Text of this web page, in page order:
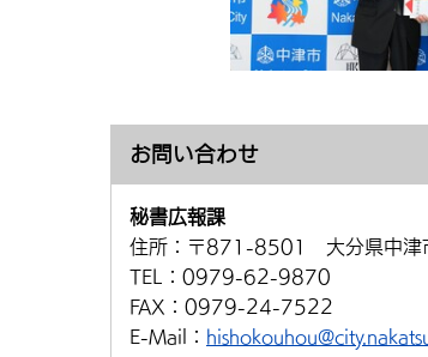
お問い合わせ
秘書広報課
住所： 〒871-8501 大分県中津
TEL： 0979-62-9870
FAX： 0979-24-7522
E-Mail：